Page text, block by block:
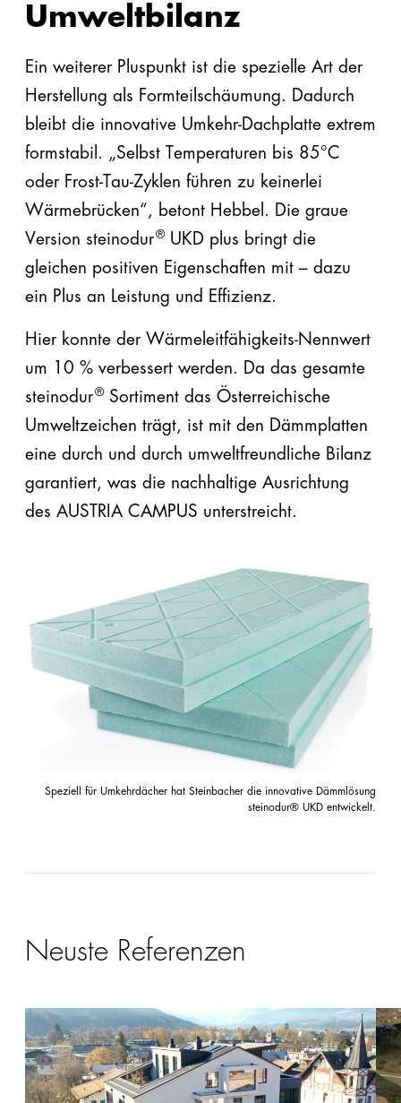
Umweltbilanz
Ein weiterer Pluspunkt ist die spezielle Art der
Herstellung als Formteilschäumung. Dadurch
bleibt die innovative Umkehr-Dachplatte extrem
formstabil. „Selbst Temperaturen bis 85°C
oder Frost-Tau-Zyklen führen zu keinerlei
Wärmebrücken“, betont Hebbel. Die graue
Version steinodur®UKD plus bringt die
gleichen positiven Eigenschaften mit – dazu
ein Plus an Leistung und Effizienz.
Hier konnte der Wärmeleitfähigkeits-Nennwert
um 10 % verbessert werden. Da das gesamte
steinodur®Sortiment das Österreichische
Umweltzeichen trägt, ist mit den Dämmplatten
eine durch und durch umweltfreundliche Bilanz
garantiert, was die nachhaltige Ausrichtung
des AUSTRIA CAMPUS unterstreicht.
Speziell für Umkehrdächer hat Steinbacher die innovative Dämmlösung
steinodur® UKD entwickelt.
Neuste Referenzen